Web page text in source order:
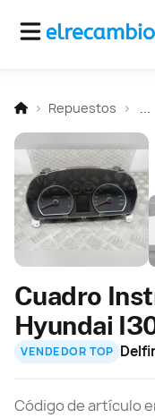
Repuestos
Cuadro
Hyundai
VENDEDOR TOP
Código de artículo